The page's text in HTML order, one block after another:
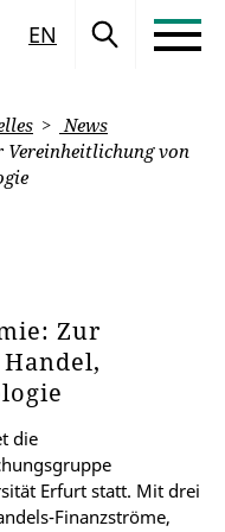
EN
News
Vereinheitlichung von
Zur
die
Erfurt statt. Mit drei
Finanzströme,